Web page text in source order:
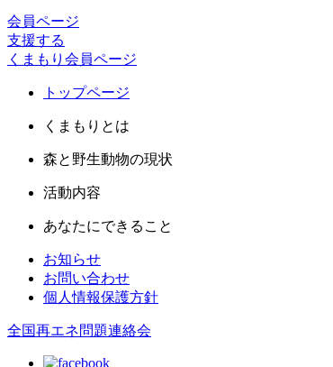
会員ページ
支援する
くまもり会員ページ
トップページ
くまもりとは
森と野生動物の現状
活動内容
あなたにできること
お知らせ
お問い合わせ
個人情報保護方針
全国再エネ問題連絡会